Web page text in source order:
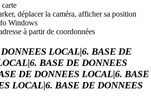
déplacer la caméra, afficher sa position
Windows
à partir de coordonnées
LOCAL|6. BASE DE
BASE DE DONNEES
DE DONNEES LOCAL|6. BASE
LOCAL|6. BASE DE DONNEES